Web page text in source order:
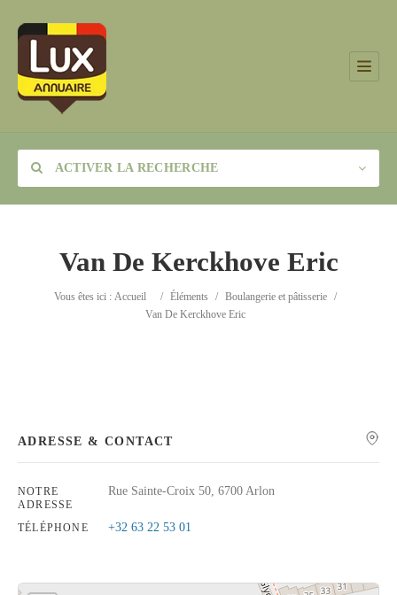
ACTIVER LA RECHERCHE
Catégorie
Rechercher
Van De Kerckhove Eric
Vous êtes ici : Accueil / Éléments / Boulangerie et pâtisserie
/
Van De Kerckhove Eric
ADRESSE & CONTACT
NOTRE
ADRESSE
Rue Sainte-Croix 50, 6700 Arlon
TÉLÉPHONE +32 63 22 53 01